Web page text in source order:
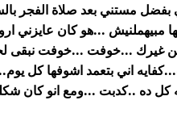
بفضل مستني بعد صلاة الفجر
مبيهملنيش ...هو كان عايزني
غيرك ...خوفت ...خوفت نبقى
اني بتعمد اشوفها
ده ..كدبت ...ومع انو كان